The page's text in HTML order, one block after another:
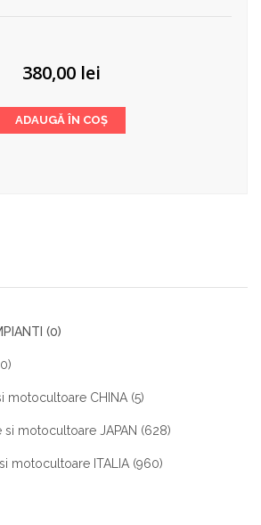
380,00 lei
ADAUGĂ ÎN COȘ
(0)
motocultoare CHINA (5)
si motocultoare JAPAN (628)
motocultoare ITALIA (960)